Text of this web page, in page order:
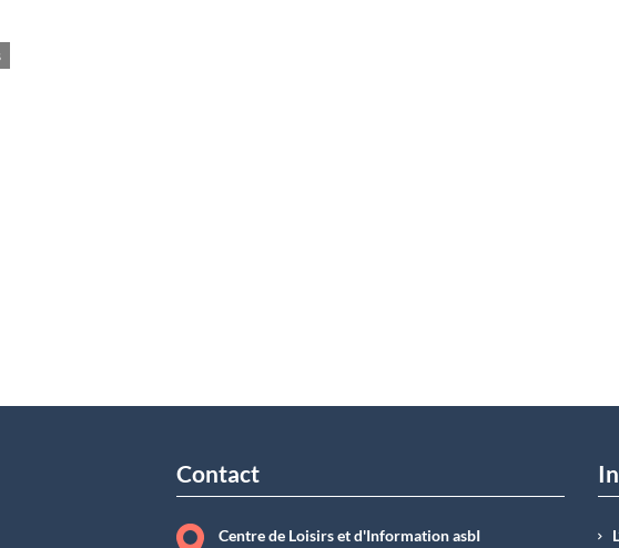
Contact
Centre de Loisirs et d'Information asbI